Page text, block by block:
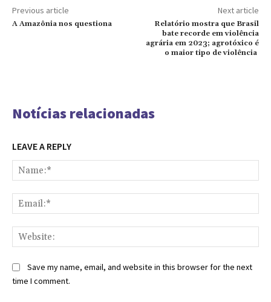
Previous article
A Amazônia nos questiona
Next article
Relatório mostra que Brasil
bate recorde em violência
agrária em 2023; agrotóxico é
o maior tipo de violência
Notícias relacionadas
LEAVE A REPLY
Save my name, email, and website in this browser for the next
time I comment.